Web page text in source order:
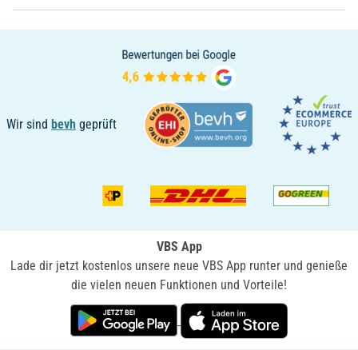
Wir sind bevh geprüft
VBS App
Lade dir jetzt kostenlos unsere neue VBS App runter und genieße
die vielen neuen Funktionen und Vorteile!